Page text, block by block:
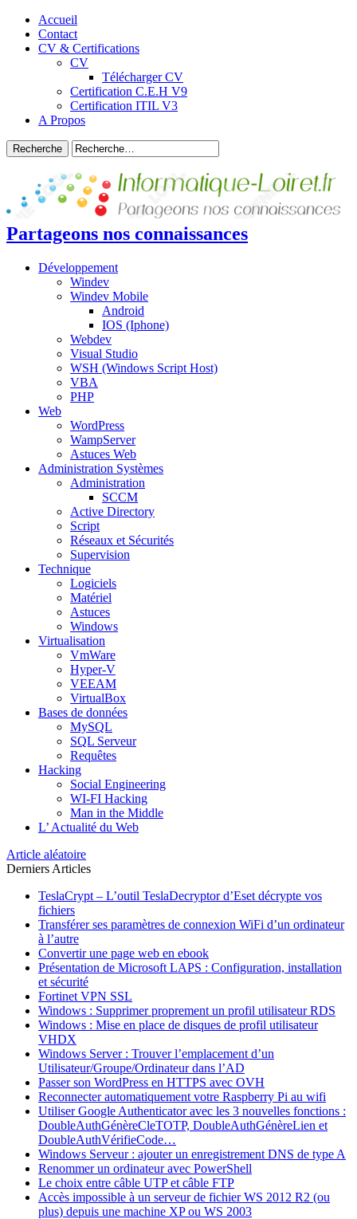
Accueil
Contact
CV & Certifications
CV
Télécharger CV
Certification C.E.H V9
Certification ITIL V3
A Propos
Partageons nos connaissances
Développement
Windev
Windev Mobile
Android
IOS (Iphone)
Webdev
Visual Studio
WSH (Windows Script Host)
VBA
PHP
Web
WordPress
WampServer
Astuces Web
Administration Systèmes
Administration
SCCM
Active Directory
Script
Réseaux et Sécurités
Supervision
Technique
Logiciels
Matériel
Astuces
Windows
Virtualisation
VmWare
Hyper-V
VEEAM
VirtualBox
Bases de données
MySQL
SQL Serveur
Requêtes
Hacking
Social Engineering
WI-FI Hacking
Man in the Middle
L’ Actualité du Web
Article aléatoire
Derniers Articles
TeslaCrypt – L’outil TeslaDecryptor d’Eset décrypte vos
fichiers
Transférer ses paramètres de connexion WiFi d’un ordinateur
à l’autre
Convertir une page web en ebook
Présentation de Microsoft LAPS : Configuration, installation
et sécurité
Fortinet VPN SSL
Windows : Supprimer proprement un profil utilisateur RDS
Windows : Mise en place de disques de profil utilisateur
VHDX
Windows Server : Trouver l’emplacement d’un
Utilisateur/Groupe/Ordinateur dans l’AD
Passer son WordPress en HTTPS avec OVH
Reconnecter automatiquement votre Raspberry Pi au wifi
Utiliser Google Authenticator avec les 3 nouvelles fonctions :
DoubleAuthGénèreCleTOTP, DoubleAuthGénèreLien et
DoubleAuthVérifieCode…
Windows Serveur : ajouter un enregistrement DNS de type A
Renommer un ordinateur avec PowerShell
Le choix entre câble UTP et câble FTP
Accès impossible à un serveur de fichier WS 2012 R2 (ou
plus) depuis une machine XP ou WS 2003